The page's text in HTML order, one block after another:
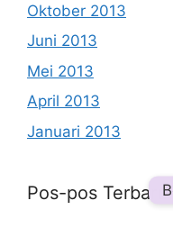
Oktober 2013
Juni 2013
Mei 2013
April 2013
Januari 2013
Pos-pos Terbaru